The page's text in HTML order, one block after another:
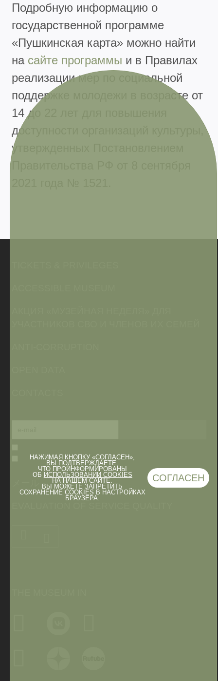
Подробную информацию о
государственной программе
«Пушкинская карта» можно найти
на сайте программы и в Правилах
реализации мер по социальной
поддержке молодежи в возрасте от
14 до 22 лет для повышения
доступности организаций культуры,
утвержденных Постановлением
НАЖИМАЯ КНОПКУ «СОГЛАСЕН»,
ВЫ ПОДТВЕРЖДАЕТЕ,
ЧТО ПРОИНФОРМИРОВАНЫ
ОБ ИСПОЛЬЗОВАНИИ COOKIES
НА НАШЕМ САЙТЕ.
ВЫ МОЖЕТЕ ЗАПРЕТИТЬ
СОХРАНЕНИЕ COOKIES В НАСТРОЙКАХ
БРАУЗЕРА.
СОГЛАСЕН